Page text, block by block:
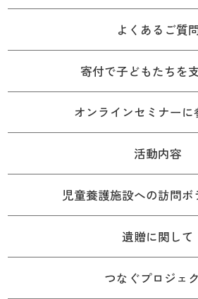
よくあるご質
寄付で子どもたちを
オンラインセミナーに
活動内容
児童養護施設への訪問ボ
遺贈に関して
つなぐプロジェ